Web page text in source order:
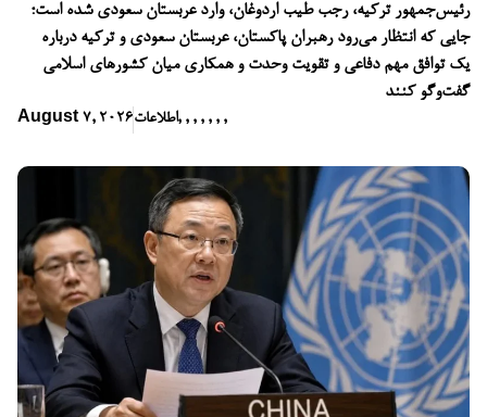
رئیس‌جمهور ترکیه، رجب طیب اردوغان، وارد عربستان سعودی شده است؛
جایی که انتظار می‌رود رهبران پاکستان، عربستان سعودی و ترکیه درباره
یک توافق مهم دفاعی و تقویت وحدت و همکاری میان کشورهای اسلامی
گفت‌وگو کنند
August 7, 2026اطلاعات, , , , , , ,